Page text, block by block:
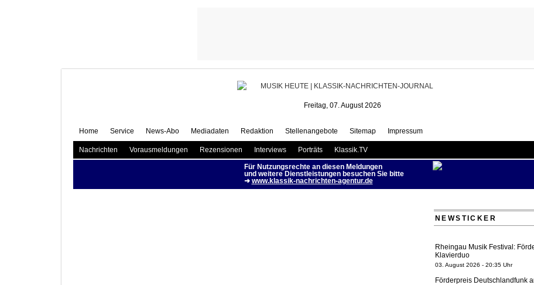
Beethoven | MUSIK HEUTE
Freitag, 07. August 2026
Home Service News-Abo Mediadaten Redaktion Stellenangebote Sitemap Impressum
Nachrichten Vorausmeldungen Rezensionen Interviews Porträts Klassik.TV
Für Nutzungsrechte an diesen Meldungen
und weitere Dienstleistungen besuchen Sie bitte
➜ www.klassik-nachrichten-agentur.de
NEWSTICKER
Klavierduo
03. August 2026 - 20:35 Uhr
Chordirigentin Katharina Morin